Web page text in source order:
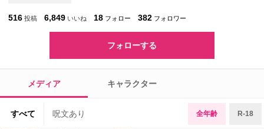
516 投稿 6,849 いいね 18 フォロー 382 フォロワー
フォローする
メディア キャラクター
すべて 呪文あり 全年齢 R-18